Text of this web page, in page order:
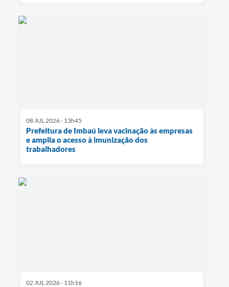
08 JUL 2026 - 13h45
Prefeitura de Imbaú leva vacinação às empresas
e amplia o acesso à imunização dos
trabalhadores
02 JUL 2026 - 11h16